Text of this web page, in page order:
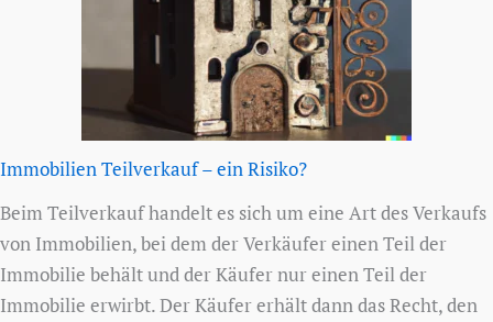
Immobilien Teilverkauf – ein Risiko?
Beim Teilverkauf handelt es sich um eine Art des Verkaufs
von Immobilien, bei dem der Verkäufer einen Teil der
Immobilie behält und der Käufer nur einen Teil der
Immobilie erwirbt. Der Käufer erhält dann das Recht, den